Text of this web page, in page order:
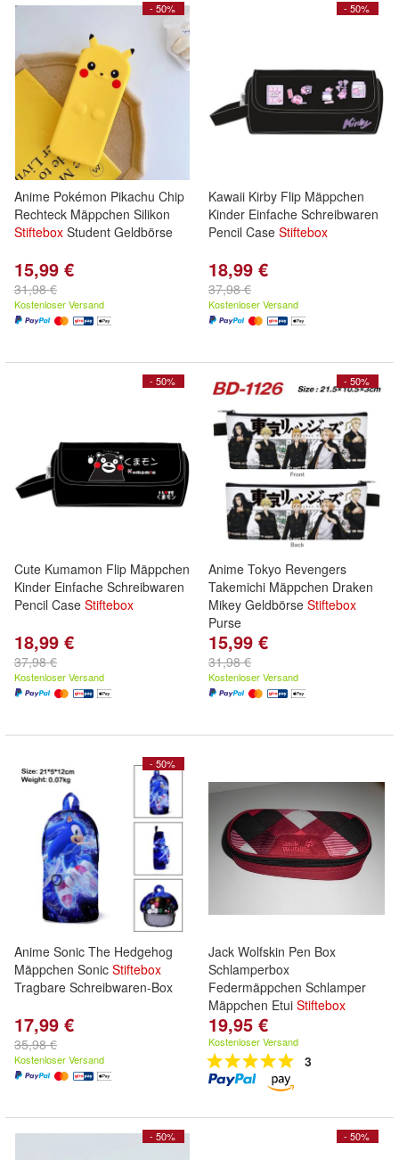
- 50%
Anime Pokémon Pikachu Chip
Rechteck Mäppchen Silikon
Stiftebox Student Geldbörse
15,99 €
31,98 €
Kostenloser Versand
- 50%
Kawaii Kirby Flip Mäppchen
Kinder Einfache Schreibwaren
Pencil Case Stiftebox
18,99 €
37,98 €
Kostenloser Versand
- 50%
Cute Kumamon Flip Mäppchen
Kinder Einfache Schreibwaren
Pencil Case Stiftebox
18,99 €
37,98 €
Kostenloser Versand
- 50%
Anime Tokyo Revengers
Takemichi Mäppchen Draken
Mikey Geldbörse Stiftebox
Purse
15,99 €
31,98 €
Kostenloser Versand
- 50%
Anime Sonic The Hedgehog
Mäppchen Sonic Stiftebox
Tragbare Schreibwaren-Box
17,99 €
35,98 €
Kostenloser Versand
Jack Wolfskin Pen Box
Schlamperbox
Federmäppchen Schlamper
Mäppchen Etui Stiftebox
19,95 €
Kostenloser Versand
3
- 50% - 50%